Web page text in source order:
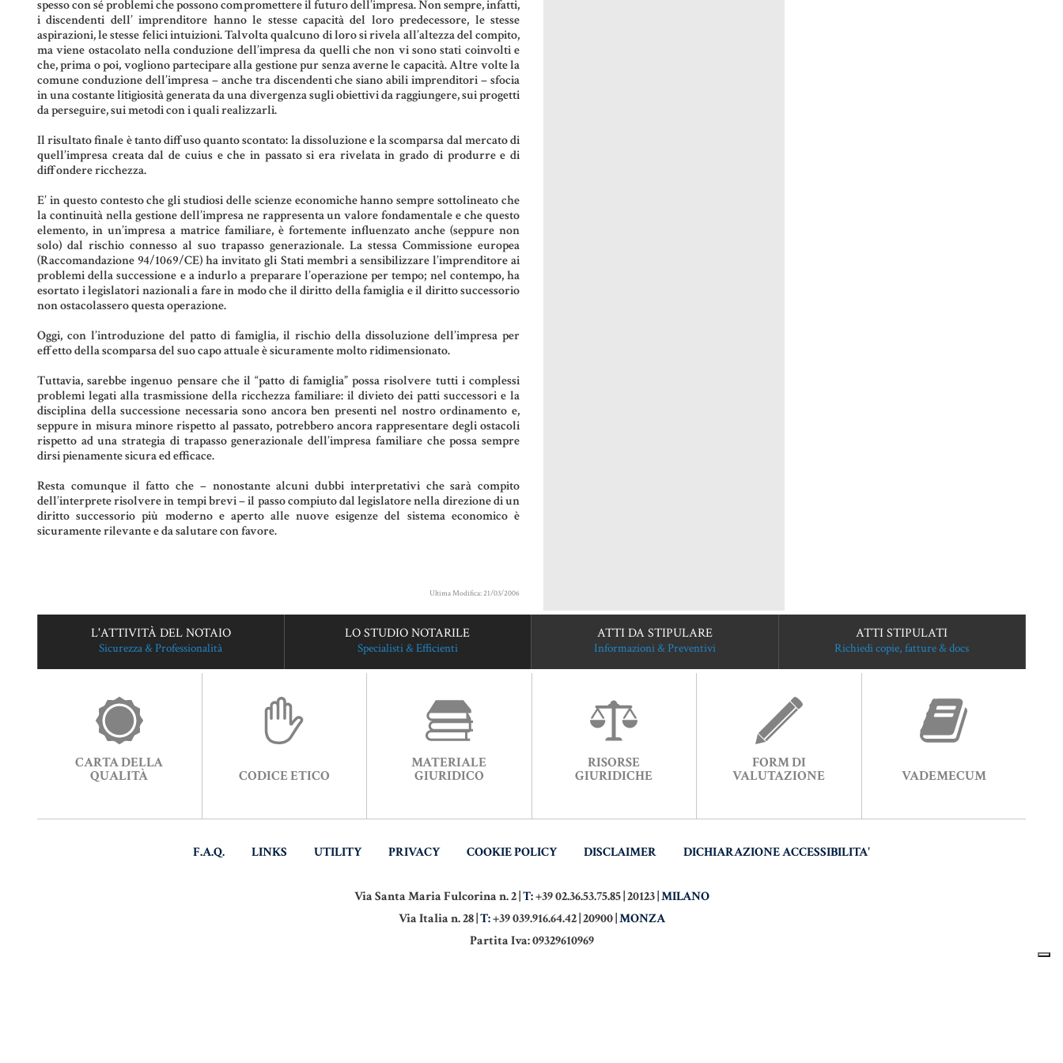
spesso con sé problemi che possono compromettere il futuro dell’impresa. Non sempre, infatti,
i discendenti dell’ imprenditore hanno le stesse capacità del loro predecessore, le stesse
aspirazioni, le stesse felici intuizioni. Talvolta qualcuno di loro si rivela all’altezza del compito,
ma viene ostacolato nella conduzione dell’impresa da quelli che non vi sono stati coinvolti e
che, prima o poi, vogliono partecipare alla gestione pur senza averne le capacità. Altre volte la
comune conduzione dell’impresa – anche tra discendenti che siano abili imprenditori – sfocia
in una costante litigiosità generata da una divergenza sugli obiettivi da raggiungere, sui progetti
da perseguire, sui metodi con i quali realizzarli.
Il risultato finale è tanto diffuso quanto scontato: la dissoluzione e la scomparsa dal mercato di
quell’impresa creata dal de cuius e che in passato si era rivelata in grado di produrre e di
diffondere ricchezza.
E’ in questo contesto che gli studiosi delle scienze economiche hanno sempre sottolineato che
la continuità nella gestione dell’impresa ne rappresenta un valore fondamentale e che questo
elemento, in un’impresa a matrice familiare, è fortemente influenzato anche (seppure non
solo) dal rischio connesso al suo trapasso generazionale. La stessa Commissione europea
(Raccomandazione 94/1069/CE) ha invitato gli Stati membri a sensibilizzare l’imprenditore ai
problemi della successione e a indurlo a preparare l’operazione per tempo; nel contempo, ha
esortato i legislatori nazionali a fare in modo che il diritto della famiglia e il diritto successorio
non ostacolassero questa operazione.
Oggi, con l’introduzione del patto di famiglia, il rischio della dissoluzione dell’impresa per
effetto della scomparsa del suo capo attuale è sicuramente molto ridimensionato.
Tuttavia, sarebbe ingenuo pensare che il “patto di famiglia” possa risolvere tutti i complessi
problemi legati alla trasmissione della ricchezza familiare: il divieto dei patti successori e la
disciplina della successione necessaria sono ancora ben presenti nel nostro ordinamento e,
seppure in misura minore rispetto al passato, potrebbero ancora rappresentare degli ostacoli
rispetto ad una strategia di trapasso generazionale dell’impresa familiare che possa sempre
dirsi pienamente sicura ed efficace.
Resta comunque il fatto che – nonostante alcuni dubbi interpretativi che sarà compito
dell’interprete risolvere in tempi brevi – il passo compiuto dal legislatore nella direzione di un
diritto successorio più moderno e aperto alle nuove esigenze del sistema economico è
sicuramente rilevante e da salutare con favore.
Ultima Modifica: 21/03/2006
L'ATTIVITÀ DEL NOTAIO
Sicurezza & Professionalità
LO STUDIO NOTARILE
Specialisti & Efficienti
ATTI DA STIPULARE
Informazioni & Preventivi
ATTI STIPULATI
Richiedi copie, fatture & docs
CARTA DELLA
QUALITÀ CODICE ETICO
MATERIALE
GIURIDICO
RISORSE
GIURIDICHE
FORM DI
VALUTAZIONE VADEMECUM
F.A.Q. LINKS UTILITY PRIVACY COOKIE POLICY DISCLAIMER DICHIARAZIONE ACCESSIBILITA'
Via Santa Maria Fulcorina n. 2 |T:+39 02.36.53.75.85 | 20123 |MILANO
Via Italia n. 28 |T:+39 039.916.64.42 | 20900 |MONZA
Partita Iva: 09329610969